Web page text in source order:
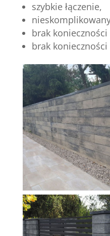
szybkie łączenie,
brak
brak